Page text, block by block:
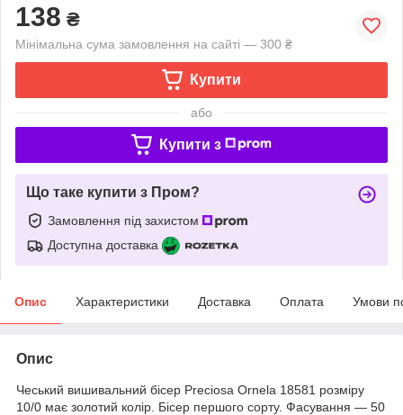
138 ₴
Мінімальна сума замовлення на сайті — 300 ₴
Купити
або
Купити з
Що таке купити з Пром?
Замовлення під захистом
Доступна доставка
Опис Характеристики Доставка Оплата Умови
Опис
Чеський вишивальний бісер Preciosa Ornela 18581 розміру
10/0 має золотий колір. Бісер першого сорту. Фасування — 50